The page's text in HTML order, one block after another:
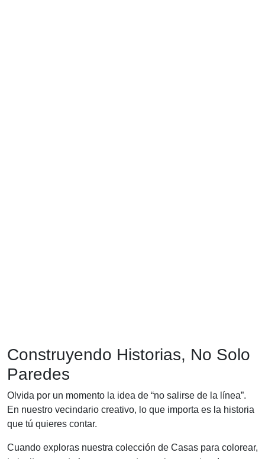
Construyendo Historias, No Solo
Paredes
Olvida por un momento la idea de “no salirse de la línea”.
En nuestro vecindario creativo, lo que importa es la historia
que tú quieres contar.
Cuando exploras nuestra colección de Casas para colorear,